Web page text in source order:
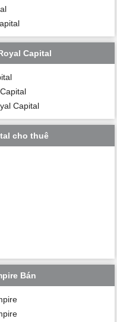
Capital
Capital
cho thuê
Bán